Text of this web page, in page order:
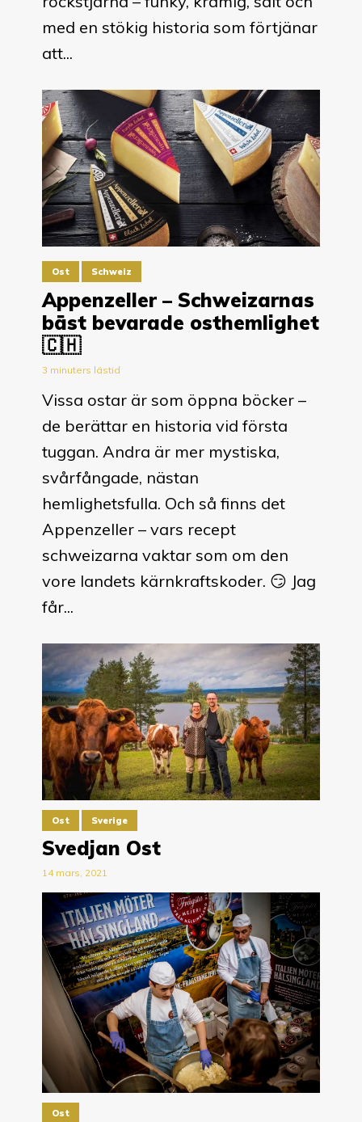
med en stökig historia som förtjänar
att...
Ost Schweiz
Appenzeller – Schweizarnas
bäst bevarade osthemlighet
🇨🇭
3 minuters lästid
Vissa ostar är som öppna böcker –
de berättar en historia vid första
tuggan. Andra är mer mystiska,
svårfångade, nästan
hemlighetsfulla. Och så finns det
Appenzeller – vars recept
schweizarna vaktar som om den
vore landets kärnkraftskoder. 😏 Jag
får...
Ost Sverige
Svedjan Ost
14 mars, 2021
Ost